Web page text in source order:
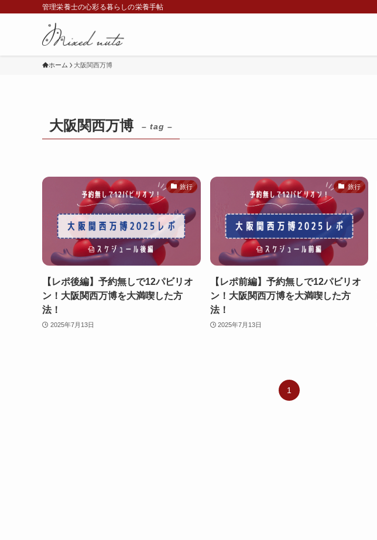
管理栄養士の心彩る暮らしの栄養手帖
ホーム 大阪関西万博
大阪関西万博 – tag –
旅行
【レポ後編】予約無しで12パビリオ
ン！大阪関西万博を大満喫した方
法！
2025年7月13日
旅行
【レポ前編】予約無しで12パビリオ
ン！大阪関西万博を大満喫した方
法！
2025年7月13日
1